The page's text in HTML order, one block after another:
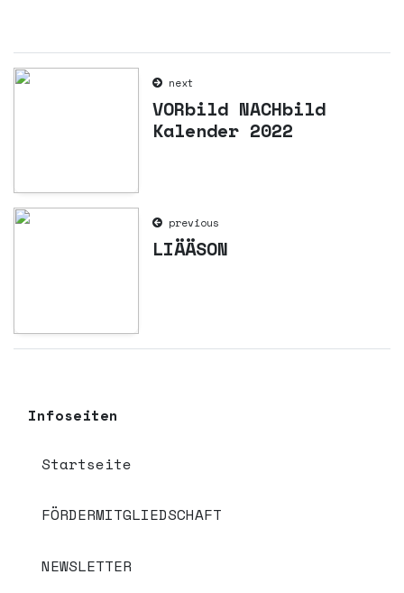
next
VORbild NACHbild
Kalender 2022
previous
LIÄÄSON
Infoseiten
Startseite
FÖRDERMITGLIEDSCHAFT
NEWSLETTER